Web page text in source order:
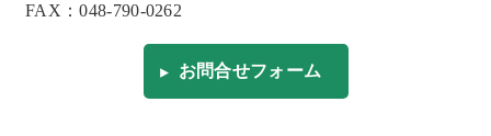
FAX：048-790-0262
お問合せフォーム